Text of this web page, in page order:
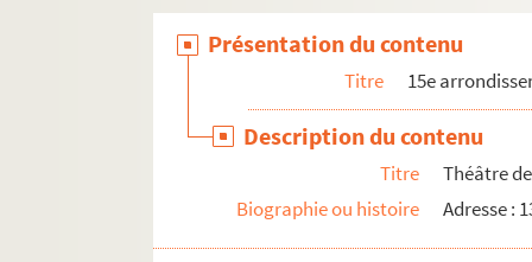
Présentation du contenu
Titre 15e
Description du contenu
Titre
Théâtre
Biographie ou histoire
Adresse :